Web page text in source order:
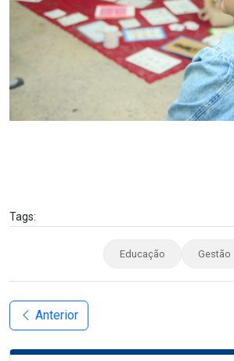
Tags:
Educação Gestão
Anterior